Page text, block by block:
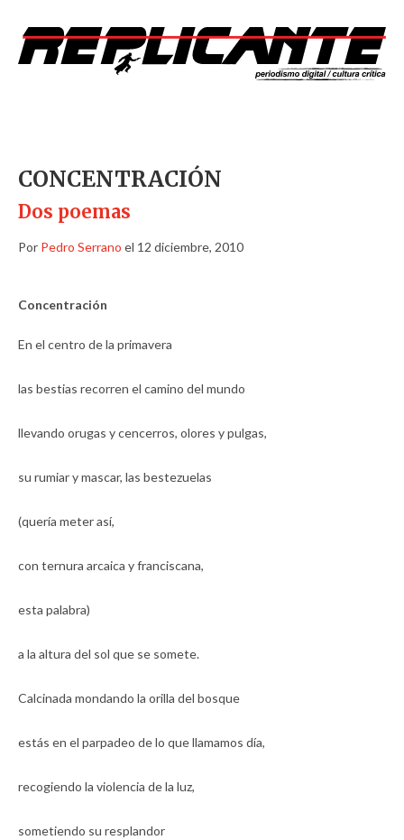
CONCENTRACIÓN
Dos poemas
Por Pedro Serrano el 12 diciembre, 2010
Concentración
En el centro de la primavera
las bestias recorren el camino del mundo
llevando orugas y cencerros, olores y pulgas,
su rumiar y mascar, las bestezuelas
(quería meter así,
con ternura arcaica y franciscana,
esta palabra)
a la altura del sol que se somete.
Calcinada mondando la orilla del bosque
estás en el parpadeo de lo que llamamos día,
recogiendo la violencia de la luz,
sometiendo su resplandor